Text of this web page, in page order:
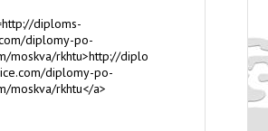
diploms-
diplomy-po-
moskva/rkhtu>http://diplo
diplomy-po-
moskva/rkhtu</a>